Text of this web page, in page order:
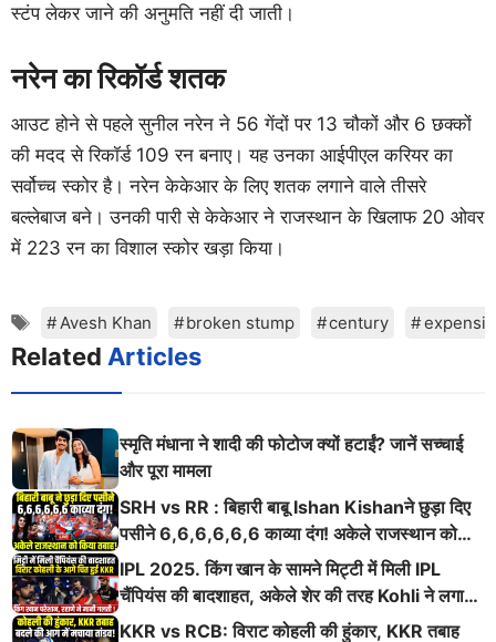
स्टंप लेकर जाने की अनुमति नहीं दी जाती।
नरेन का रिकॉर्ड शतक
आउट होने से पहले सुनील नरेन ने 56 गेंदों पर 13 चौकों और 6 छक्कों
की मदद से रिकॉर्ड 109 रन बनाए। यह उनका आईपीएल करियर का
सर्वोच्च स्कोर है। नरेन केकेआर के लिए शतक लगाने वाले तीसरे
बल्लेबाज बने। उनकी पारी से केकेआर ने राजस्थान के खिलाफ 20 ओवर
में 223 रन का विशाल स्कोर खड़ा किया।
Tags
Avesh Khan broken stump century
Related Articles
स्मृति मंधाना ने शादी की फोटोज क्यों हटाईं? जानें सच्चाई
और पूरा मामला
SRH vs RR : बिहारी बाबू Ishan Kishanने छुड़ा दिए
पसीने 6,6,6,6,6,6 काव्या दंग! अकेले राजस्थान को
किया तबाह!
IPL 2025. किंग खान के सामने मिट्टी में मिली IPL
चैंपियंस की बादशाहत, अकेले शेर की तरह Kohli ने लगाई
ऐसी दहाड़
KKR vs RCB: विराट कोहली की हुंकार, KKR तबाह